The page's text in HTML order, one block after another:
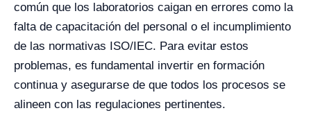
común que los laboratorios caigan en errores como la
falta de capacitación del personal o el incumplimiento
de las normativas ISO/IEC. Para evitar estos
problemas, es fundamental invertir en formación
continua y asegurarse de que todos los procesos se
alineen con las regulaciones pertinentes.